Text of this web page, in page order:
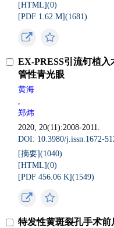
[HTML](0)
[PDF 1.62 M](1681)
EX-PRESS引流钉植
管性青光眼
黄海
,
郑炜
2020, 20(11):2008-2011.
DOI: 10.3980/j.issn.1672-
[摘要](1040)
[HTML](0)
[PDF 456.06 K](1549)
特发性黄斑裂孔手术